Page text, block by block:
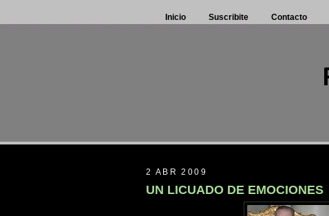
Inicio Suscribite Contacto
2 ABR 2009
UN LICUADO DE EMOCIONES